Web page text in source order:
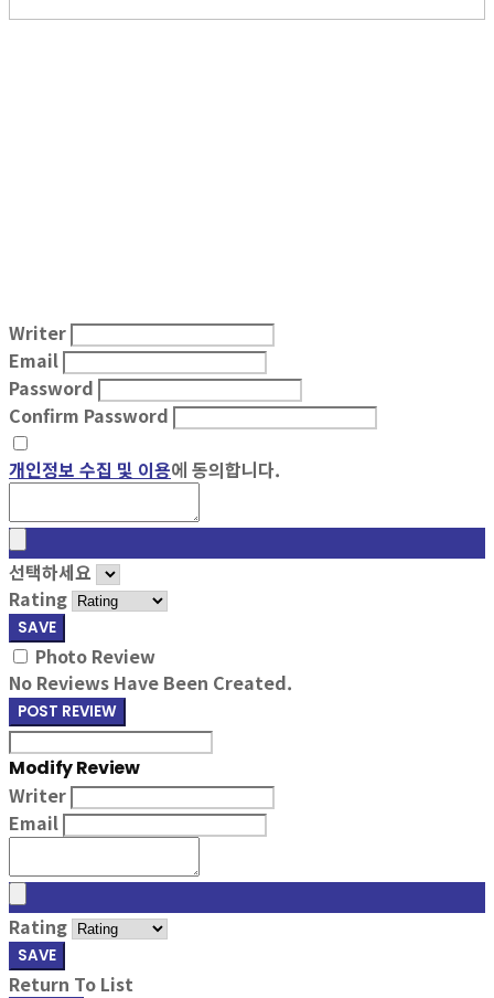
Writer
Email
Password
Confirm Password
개인정보 수집 및 이용에 동의합니다.
선택하세요
Rating
SAVE
Photo Review
No Reviews Have Been Created.
POST REVIEW
Modify Review
Writer
Email
Rating
SAVE
Return To List